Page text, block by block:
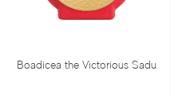
Boadicea the Victorious Sadu